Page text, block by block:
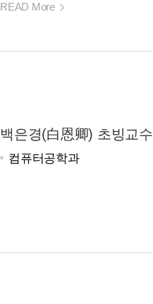
READ More
백은경(白恩卿) 초빙교수
컴퓨터공학과